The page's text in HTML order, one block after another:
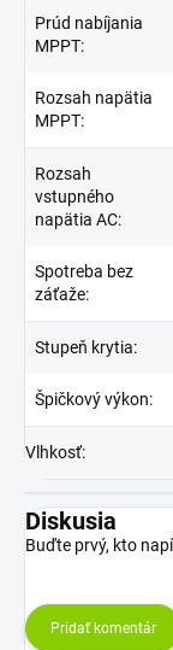
Prúd nabíjania
MPPT:
Rozsah napätia
MPPT:
Rozsah
vstupného
napätia AC:
Spotreba bez
záťaže:
Stupeň krytia:
Špičkový výkon:
Vlhkosť:
Diskusia
Buďte prvý, kto
Pridať komentár